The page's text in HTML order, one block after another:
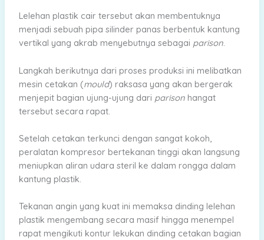
Lelehan plastik cair tersebut akan membentuknya
menjadi sebuah pipa silinder panas berbentuk kantung
vertikal yang akrab menyebutnya sebagai parison.
Langkah berikutnya dari proses produksi ini melibatkan
mesin cetakan (mould) raksasa yang akan bergerak
menjepit bagian ujung-ujung dari parisonhangat
tersebut secara rapat.
Setelah cetakan terkunci dengan sangat kokoh,
peralatan kompresor bertekanan tinggi akan langsung
meniupkan aliran udara steril ke dalam rongga dalam
kantung plastik.
Tekanan angin yang kuat ini memaksa dinding lelehan
plastik mengembang secara masif hingga menempel
rapat mengikuti kontur lekukan dinding cetakan bagian